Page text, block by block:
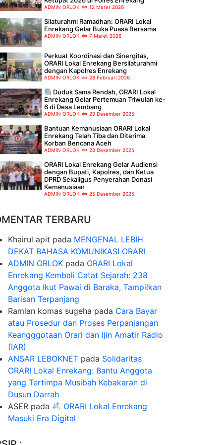
ADMIN ORLOK 12 Maret 2026
Silaturahmi Ramadhan: ORARI Lokal
Enrekang Gelar Buka Puasa Bersama
ADMIN ORLOK 7 Maret 2026
Perkuat Koordinasi dan Sinergitas,
ORARI Lokal Enrekang Bersilaturahmi
dengan Kapolres Enrekang
ADMIN ORLOK 28 Februari 2026
Duduk Sama Rendah, ORARI Lokal
Enrekang Gelar Pertemuan Triwulan ke-
6 di Desa Lembang
ADMIN ORLOK 29 Desember 2025
Bantuan Kemanusiaan ORARI Lokal
Enrekang Telah Tiba dan Diterima
Korban Bencana Aceh
ADMIN ORLOK 28 Desember 2025
ORARI Lokal Enrekang Gelar Audiensi
dengan Bupati, Kapolres, dan Ketua
DPRD Sekaligus Penyerahan Donasi
Kemanusiaan
ADMIN ORLOK 25 Desember 2025
TERBARU
Khairul apit pada MENGENAL LEBIH
DEKAT BAHASA KOMUNIKASI ORARI
ADMIN ORLOK pada ORARI Lokal
Enrekang Kembali Catat Sejarah: 238
Anggota Ikut Pawai di Baraka, Tampilkan
Barisan Terpanjang
Ramlan komas sugeha pada Cara Bayar
atau Prosedur dan Proses Perpanjangan
Keangggotaan Orari dan Ijin Amatir Radio
(IAR)
ANSAR LEBOKNET pada Solidaritas
ORARI Lokal Enrekang: Bantu Anggota
yang Tertimpa Musibah Kebakaran di
Dusun Darrah
ASER pada
ORARI Lokal Enrekang
Masuki Era Digital